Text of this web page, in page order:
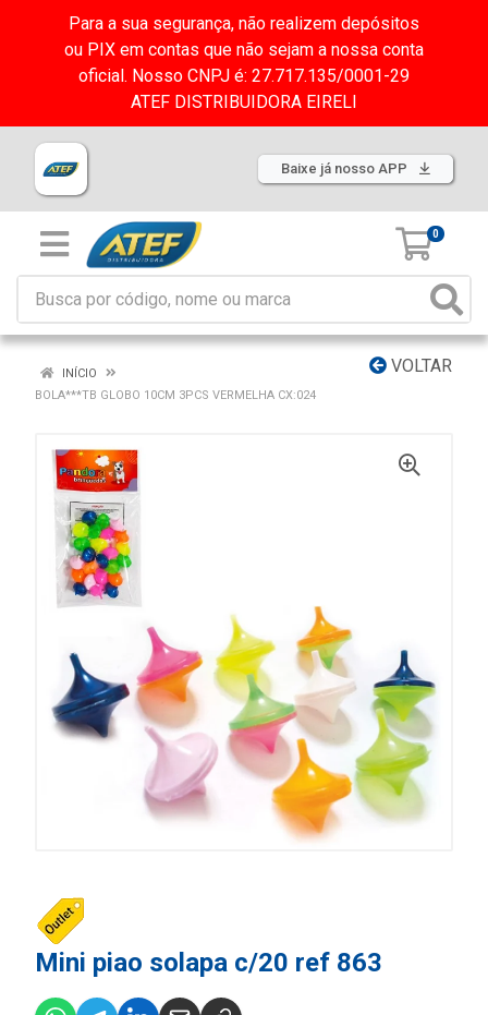
Para a sua segurança, não realizem depósitos
ou PIX em contas que não sejam a nossa conta
oficial. Nosso CNPJ é: 27.717.135/0001-29
ATEF DISTRIBUIDORA EIRELI
Baixe já nosso APP
0
VOLTAR
INÍCIO
BOLA***TB GLOBO 10CM 3PCS VERMELHA CX:024
Mini piao solapa c/20 ref 863